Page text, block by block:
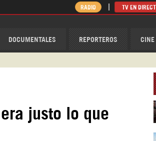
DOCUMENTALES REPORTEROS CINE
RADIO TV EN
justo lo que